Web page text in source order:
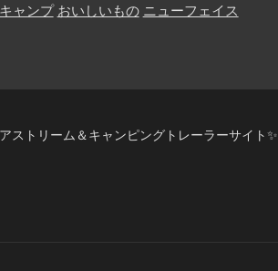
ャンプ おいしいもの ニューフェイス
ストリーム＆キャンピングトレーラーサイト✨